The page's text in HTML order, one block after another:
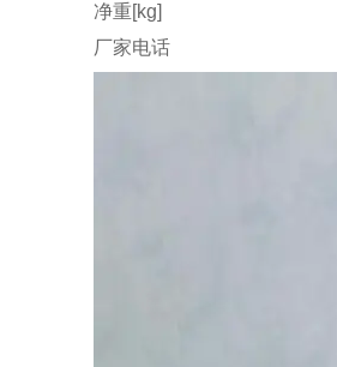
净重[kg]
厂家电话